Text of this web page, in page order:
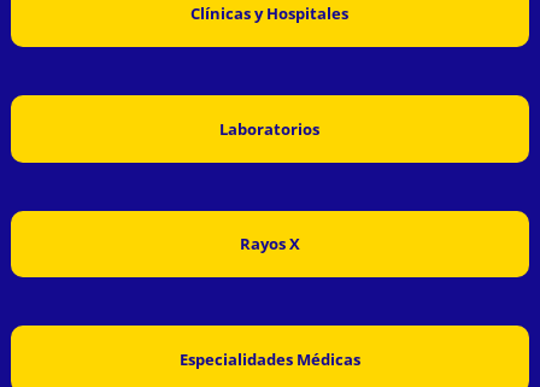
Clínicas y Hospitales
Laboratorios
Rayos X
Especialidades Médicas